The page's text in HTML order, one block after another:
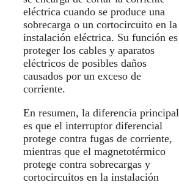
eléctrica cuando se produce una
sobrecarga o un cortocircuito en la
instalación eléctrica. Su función es
proteger los cables y aparatos
eléctricos de posibles daños
causados por un exceso de
corriente.
En resumen, la diferencia principal
es que el interruptor diferencial
protege contra fugas de corriente,
mientras que el magnetotérmico
protege contra sobrecargas y
cortocircuitos en la instalación